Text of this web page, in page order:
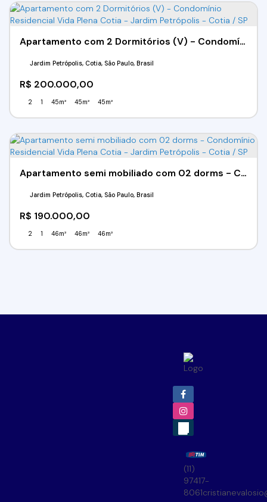
Apartamento com 2 Dormitórios (V) - Condomínio Residencial Vida Plena Cotia - Jardim Petrópolis - Cotia / SP
R$ 200.000,00
Jardim Petrópolis, Cotia, São Paulo, Brasil
2 1 45m² 45m² 45m²
Apartamento semi mobiliado com 02 dorms - Condomínio Residencial Vida Plena Cotia - Jardim Petrópolis - Cotia / SP
R$ 190.000,00
Jardim Petrópolis, Cotia, São Paulo, Brasil
2 1 46m² 46m² 46m²
(11)
97417-
8061